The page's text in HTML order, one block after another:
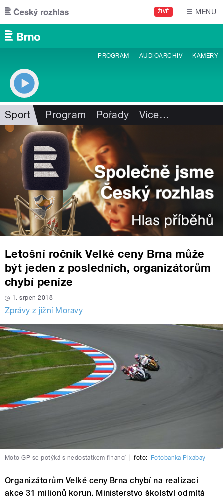
Přejít k hlavnímu obsahu
ŽIVĚ MENU
PROGRAM AUDIOARCHIV KAMERY
Sport Program Pořady Více…
Letošní ročník Velké ceny Brna může
být jeden z posledních, organizátorům
chybí peníze
1. srpen 2018
Zprávy z jižní Moravy
Moto GP se potýká s nedostatkem financí foto: Fotobanka Pixabay
Organizátorům Velké ceny Brna chybí na realizaci
akce 31 milionů korun. Ministerstvo školství odmítá